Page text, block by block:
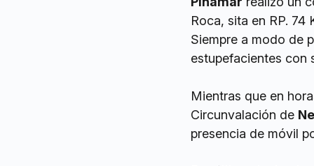
Roca, sita en RP. 74
Siempre a modo de
estupefacientes con
Mientras que en
Circunvalación de
presencia de móvil